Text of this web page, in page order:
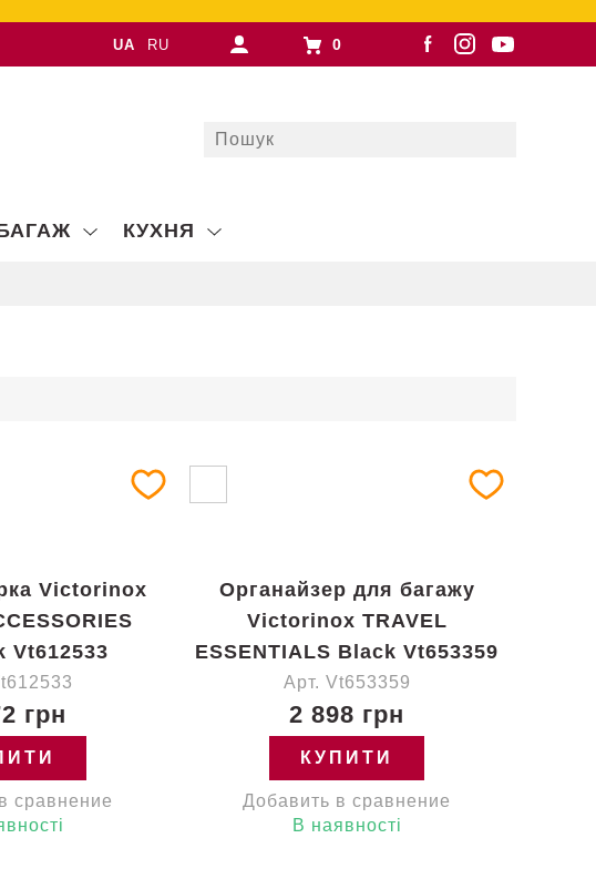
UA RU 0
БАГАЖ КУХНЯ
Victorinox
Vt612533
грн
сравнение
Органайзер для багажу
Victorinox TRAVEL
ESSENTIALS Black Vt653359
Арт. Vt653359
2 898 грн
КУПИТИ
Добавить в сравнение
В наявності